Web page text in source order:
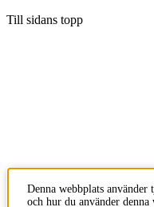
Till sidans topp
Denna webbplats
och hur du använder